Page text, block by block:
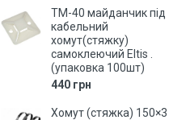
Дверки ревізійні (металеві та
пластмасові)
LED Лампи (світлодіодні)
LED Панелі (світлодіодні)
ТМ-40 майданчик під
кабельний
хомут(стяжку)
самоклеючий Eltis .
(упаковка 100шт)
440 грн
Хомут (стяжка) 150×3